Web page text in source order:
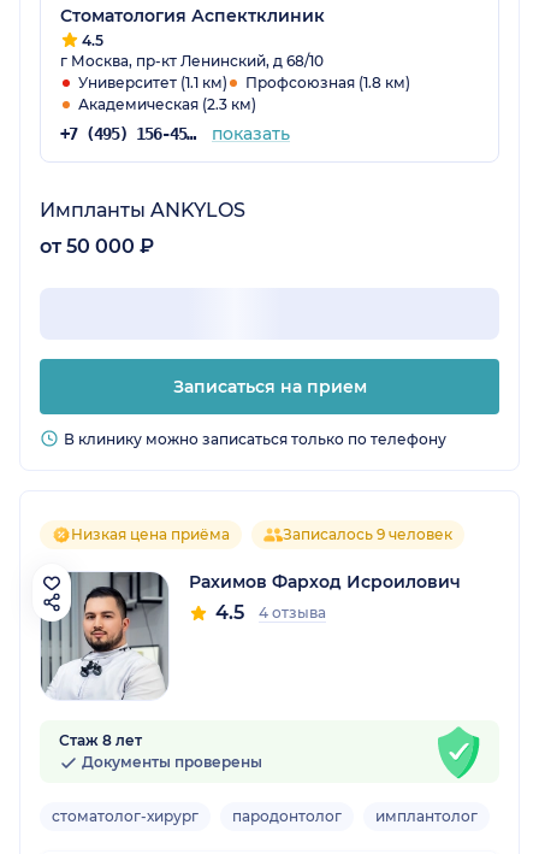
Стоматология Аспектклиник
4.5
г Москва, пр-кт Ленинский, д 68/10
Университет (1.1 км)
Профсоюзная (1.8 км)
Академическая (2.3 км)
+7 (495) 156-45-02 показать
Импланты ANKYLOS
от 50 000 ₽
Записаться на прием
В клинику можно записаться только по телефону
Низкая цена приёма Записалось 9 человек
Рахимов Фарход Исроилович
4.5 4 отзыва
Стаж 8 лет
Документы проверены
стоматолог-хирург пародонтолог имплантолог